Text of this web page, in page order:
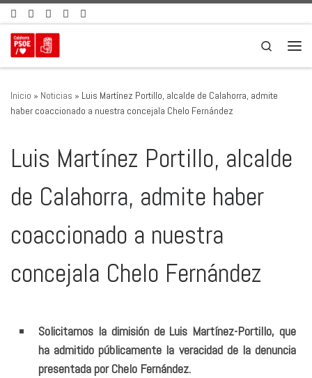
Saltar al contenido
Search
Inicio » Noticias » Luis Martínez Portillo, alcalde de Calahorra, admite
haber coaccionado a nuestra concejala Chelo Fernández
Luis Martínez Portillo, alcalde
de Calahorra, admite haber
coaccionado a nuestra
concejala Chelo Fernández
Solicitamos la dimisión de Luis Martínez-Portillo, que
ha admitido públicamente la veracidad de la denuncia
presentada por Chelo Fernández.